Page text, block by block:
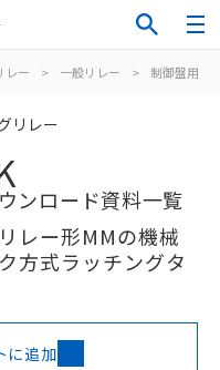
レー > 一般リレー > 制御盤用
リレー
ンロード資料一覧
レー形MMの機械
方式ラッチングタ
に追加